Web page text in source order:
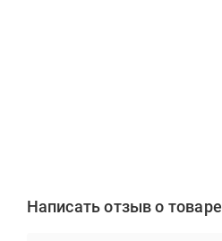
Написать отзыв о товаре